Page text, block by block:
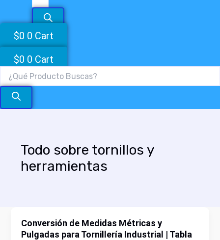
$0 0 Cart
$0 0 Cart
Todo sobre tornillos y
herramientas
Conversión de Medidas Métricas y
Pulgadas para Tornillería Industrial | Tabla
Conversión
de